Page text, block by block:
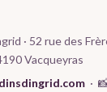
· 52 rue des
Vacqueyras
·